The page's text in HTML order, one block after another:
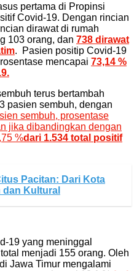
pertama di Propinsi
Covid-19. Dengan rincian
dirawat di rumah
103 orang, dan 738 dirawat
. Pasien positip Covid-19
mencapai 73,14 %
terus bertambah
pasien sembuh, dengan
sembuh, prosentase
jika dibandingkan dengan
%dari 1.534 total positif
Pacitan: Dari Kota
dan Kultural
19 yang meninggal
menjadi 155 orang. Oleh
Jawa Timur mengalami